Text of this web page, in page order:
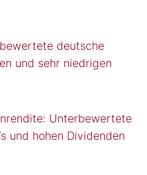
deutsche
und sehr niedrigen
Unterbewertete
und hohen Dividenden